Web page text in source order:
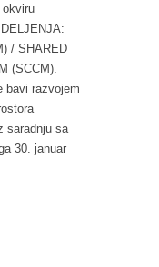
okviru
/ SHARED
(SCCM).
bavi razvojem
saradnju sa
30. januar